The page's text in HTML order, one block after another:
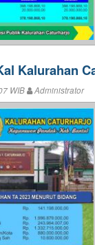
Kalurahan
WIB Administrator